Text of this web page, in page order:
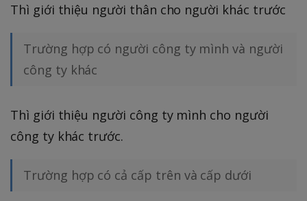
Thì giới thiệu người thân cho người khác trước
Trường hợp có người công ty mình và người
công ty khác
Thì giới thiệu người công ty mình cho người
công ty khác trước.
Trường hợp có cả cấp trên và cấp dưới